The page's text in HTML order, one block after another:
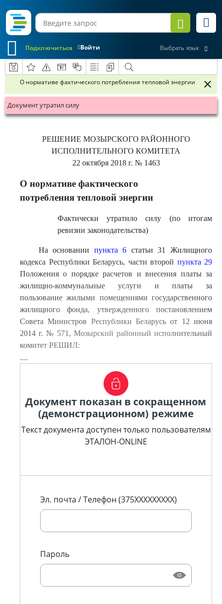
Войти
Подключиться Выбрать язык
О нормативе фактического потребления тепловой энергии
Документ утратил силу
РЕШЕНИЕ МОЗЫРСКОГО РАЙОННОГО
ИСПОЛНИТЕЛЬНОГО КОМИТЕТА
22 октября 2018 г. № 1463
О нормативе фактического
потребления тепловой энергии
Фактически утратило силу (по итогам
ревизии законодательства)
На основании пункта 6 статьи 31 Жилищного
кодекса Республики Беларусь, части второй пункта 29
Положения о порядке расчетов и внесения платы за
жилищно-коммунальные услуги и платы за
пользование жилыми помещениями государственного
жилищного фонда, утвержденного постановлением
Совета Министров Республики Беларусь от 12 июня
2014 г. № 571, Мозырский районный исполнительный
комитет РЕШИЛ:
....
Документ показан в сокращенном
(демонстрационном) режиме
Текст документа доступен только пользователям
ЭТАЛОН-ONLINE
Эл. почта / Телефон (375XXXXXXXXX)
Пароль